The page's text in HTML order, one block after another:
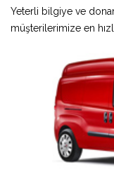
Yeterli bilgiye ve
müşterilerimize en